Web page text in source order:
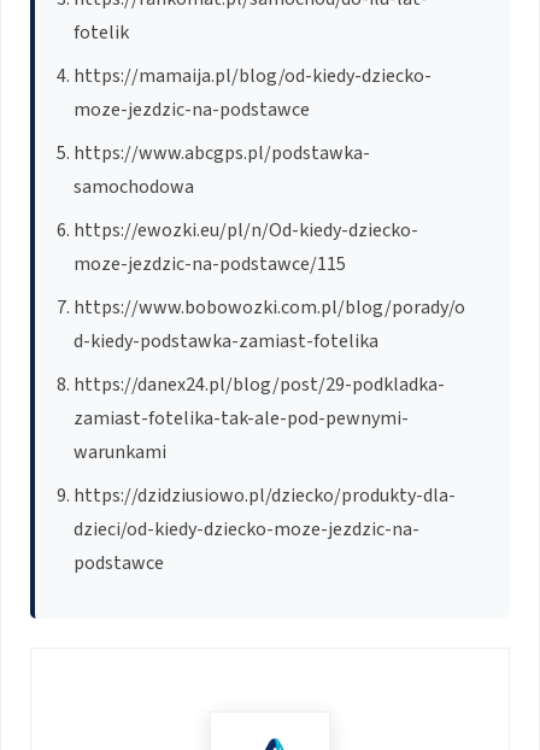
fotelik
https://mamaija.pl/blog/od-kiedy-dziecko-
moze-jezdzic-na-podstawce
https://www.abcgps.pl/podstawka-
samochodowa
https://ewozki.eu/pl/n/Od-kiedy-dziecko-
moze-jezdzic-na-podstawce/115
https://www.bobowozki.com.pl/blog/porady/o
d-kiedy-podstawka-zamiast-fotelika
https://danex24.pl/blog/post/29-podkladka-
zamiast-fotelika-tak-ale-pod-pewnymi-
warunkami
https://dzidziusiowo.pl/dziecko/produkty-dla-
dzieci/od-kiedy-dziecko-moze-jezdzic-na-
podstawce